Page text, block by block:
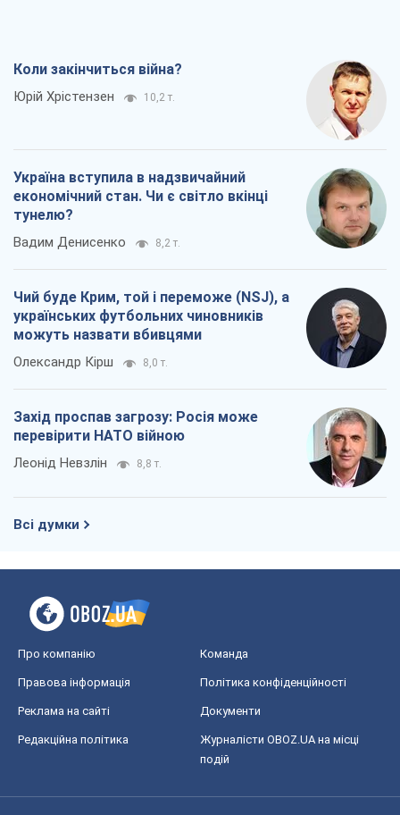
Коли закінчиться війна?
Юрій Хрістензен 10,2 т.
Україна вступила в надзвичайний
економічний стан. Чи є світло вкінці
тунелю?
Вадим Денисенко 8,2 т.
Чий буде Крим, той і переможе (NSJ), а
українських футбольних чиновників
можуть назвати вбивцями
Олександр Кірш 8,0 т.
Захід проспав загрозу: Росія може
перевірити НАТО війною
Леонід Невзлін 8,8 т.
Всі думки
Про компанію Команда
Правова інформація Політика конфіденційності
Реклама на сайті Документи
Редакційна політика
Журналісти OBOZ.UA на місці
подій